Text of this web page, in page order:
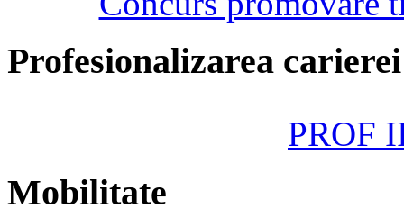
Profesionalizarea
PROF
Mobilitate